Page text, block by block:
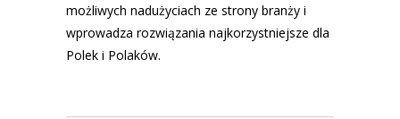
możliwych nadużyciach ze strony branży i
wprowadza rozwiązania najkorzystniejsze dla
Polek i Polaków.